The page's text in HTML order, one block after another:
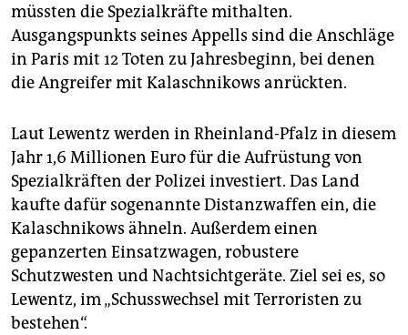
müssten die Spezialkräfte mithalten.
Ausgangspunkts seines Appells sind die Anschläge
in Paris mit 12 Toten zu Jahresbeginn, bei denen
die Angreifer mit Kalaschnikows anrückten.
Laut Lewentz werden in Rheinland-Pfalz in diesem
Jahr 1,6 Millionen Euro für die Aufrüstung von
Spezialkräften der Polizei investiert. Das Land
kaufte dafür sogenannte Distanzwaffen ein, die
Kalaschnikows ähneln. Außerdem einen
gepanzerten Einsatzwagen, robustere
Schutzwesten und Nachtsichtgeräte. Ziel sei es, so
Lewentz, im „Schusswechsel mit Terroristen zu
bestehen“.